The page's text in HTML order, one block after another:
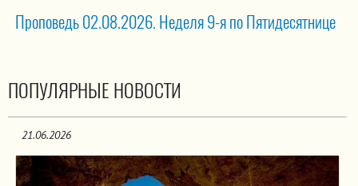
Проповедь 02.08.2026. Неделя 9-я по Пятидесятнице
ПОПУЛЯРНЫЕ НОВОСТИ
21.06.2026